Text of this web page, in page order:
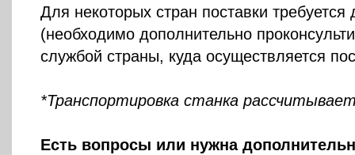
Для некоторых стран поставки
(необходимо дополнительно
службой страны, куда осуществляется
*Транспортировка станка
Есть вопросы или нужна